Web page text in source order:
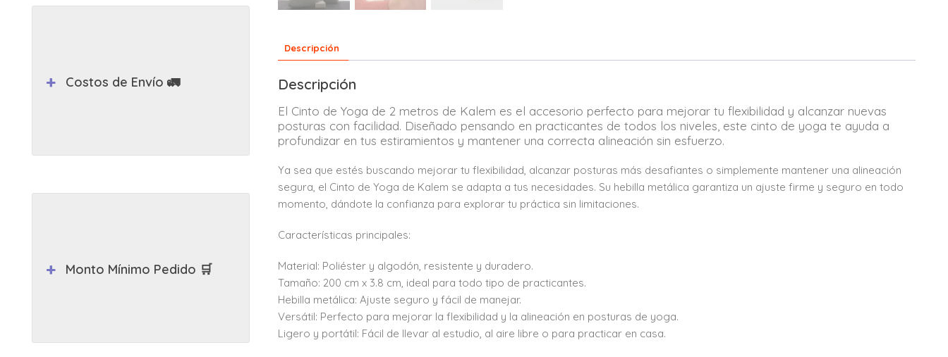
Descripción
Descripción
El Cinto de Yoga de 2 metros de Kalem es el accesorio perfecto para mejorar tu flexibilidad y alcanzar nuevas
posturas con facilidad. Diseñado pensando en practicantes de todos los niveles, este cinto de yoga te ayuda a
profundizar en tus estiramientos y mantener una correcta alineación sin esfuerzo.
Ya sea que estés buscando mejorar tu flexibilidad, alcanzar posturas más desafiantes o simplemente mantener una alineación
segura, el Cinto de Yoga de Kalem se adapta a tus necesidades. Su hebilla metálica garantiza un ajuste firme y seguro en todo
momento, dándote la confianza para explorar tu práctica sin limitaciones.
Características principales:
Material: Poliéster y algodón, resistente y duradero.
Tamaño: 200 cm x 3.8 cm, ideal para todo tipo de practicantes.
Hebilla metálica: Ajuste seguro y fácil de manejar.
Versátil: Perfecto para mejorar la flexibilidad y la alineación en posturas de yoga.
Ligero y portátil: Fácil de llevar al estudio, al aire libre o para practicar en casa.
Costos de Envío 🚛
Monto Mínimo Pedido 🛒